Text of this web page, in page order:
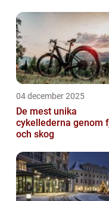
04 december 2025
De mest unika
cykellederna genom
och skog